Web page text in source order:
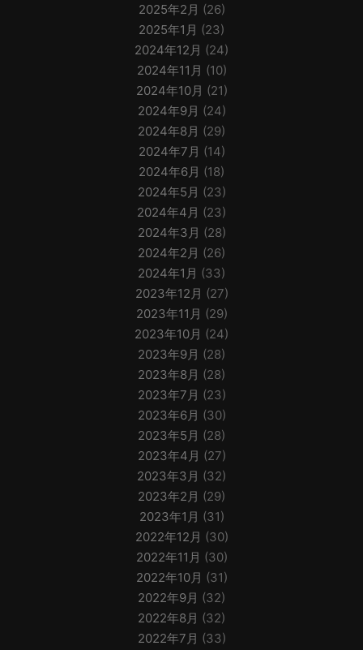
2025年2月 (26)
2025年1月 (23)
2024年12月 (24)
2024年11月 (10)
2024年10月 (21)
2024年9月 (24)
2024年8月 (29)
2024年7月 (14)
2024年6月 (18)
2024年5月 (23)
2024年4月 (23)
2024年3月 (28)
2024年2月 (26)
2024年1月 (33)
2023年12月 (27)
2023年11月 (29)
2023年10月 (24)
2023年9月 (28)
2023年8月 (28)
2023年7月 (23)
2023年6月 (30)
2023年5月 (28)
2023年4月 (27)
2023年3月 (32)
2023年2月 (29)
2023年1月 (31)
2022年12月 (30)
2022年11月 (30)
2022年10月 (31)
2022年9月 (32)
2022年8月 (32)
2022年7月 (33)